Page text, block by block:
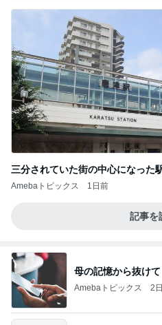
三分されていた街の中心になった
Amebaトピックス 1日前
記事を
母の記憶から抜け
Amebaトピックス 2